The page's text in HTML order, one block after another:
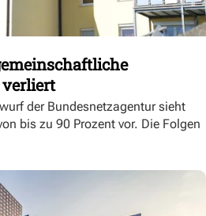
verliert
der Bundesnetzagentur sieht
bis zu 90 Prozent vor. Die Folgen